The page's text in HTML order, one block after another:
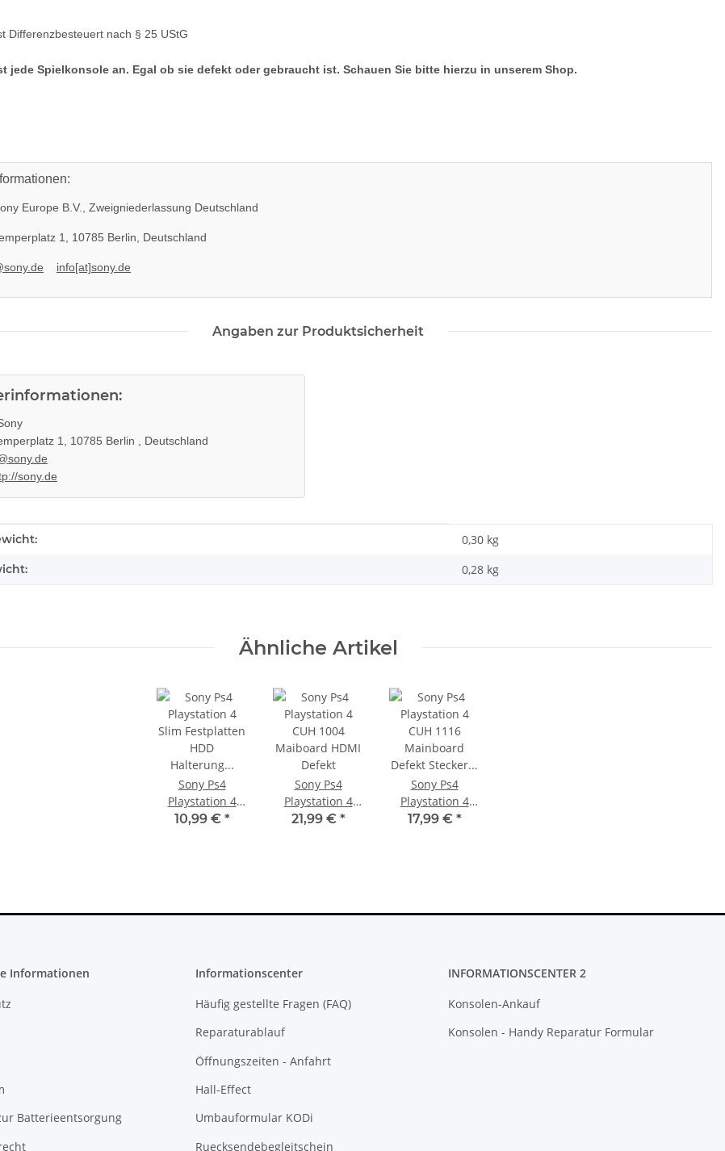
Differenzbesteuert nach § 25 UStG
jede Spielkonsole an. Egal ob sie defekt oder gebraucht ist. Schauen Sie bitte hierzu in unserem Shop.
Europe B.V., Zweigniederlassung Deutschland
1, 10785 Berlin, Deutschland
info[at]sony.de
Angaben zur Produktsicherheit
1, 10785 Berlin , Deutschland
sony.de
0,30 kg
0,28 kg
Ähnliche Artikel
Sony Ps4
Playstation 4
Slim Festplatten
10,99 € *
Sony Ps4
Playstation 4
CUH 1004
21,99 € *
Sony Ps4
Playstation 4
CUH 1116
17,99 € *
450EAA
Defekt -
KEM 450AAA Laufwerk ohne
Laser für Sony Playstation 3 PS3
Informationen
Batterieentsorgung
Informationscenter
Häufig gestellte Fragen (FAQ)
Reparaturablauf
Öffnungszeiten - Anfahrt
Hall-Effect
Umbauformular KODi
Ruecksendebegleitschein
INFORMATIONSCENTER 2
Konsolen-Ankauf
Konsolen - Handy Reparatur Formular